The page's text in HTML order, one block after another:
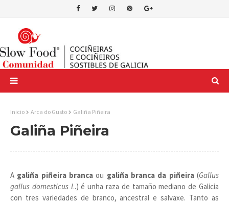
Inicio Arca do Gusto Galiña Piñeira
Galiña Piñeira
A galiña piñeira branca ou galiña branca da piñeira(Gallus
gallus domesticus L.) é unha raza de tamaño mediano de Galicia
con tres variedades de branco, ancestral e salvaxe. Tanto as